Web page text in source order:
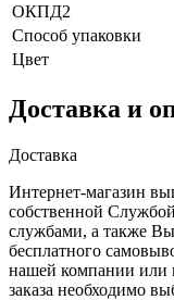
ОКПД2
Способ упаковки
Цвет
Доставка и
Доставка
Интернет-магазин
собственной
службами, а также Вы
бесплатного
нашей компании или
заказа необходимо